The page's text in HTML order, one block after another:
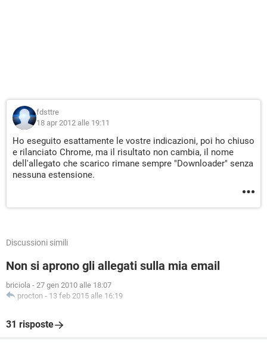
fdsttre
18 apr 2012 alle 19:11
Ho eseguito esattamente le vostre indicazioni, poi ho chiuso
e rilanciato Chrome, ma il risultato non cambia, il nome
dell'allegato che scarico rimane sempre "Downloader" senza
nessuna estensione.
Discussioni simili
Non si aprono gli allegati sulla mia email
briciola - 27 gen 2010 alle 18:07
procton - 13 feb 2015 alle 16:19
31 risposte